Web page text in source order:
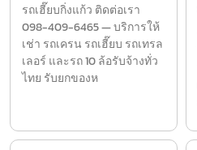
รถเฮี๊ยบกิ่งแก้ว ติดต่อเรา
098-409-6465 — บริการให้
เช่า รถเครน รถเฮี๊ยบ รถเทรล
เลอร์ และรถ 10 ล้อรับจ้างทั่ว
ไทย รับยกของห